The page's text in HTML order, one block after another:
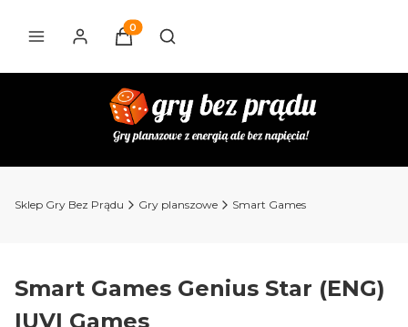
Produkty w koszyku: 0. Zobacz szczegóły
Otwórz wyszukiwarkę
Sklep Gry Bez Prądu Gry planszowe Smart Games
Smart Games Genius Star (ENG)
IUVI Games